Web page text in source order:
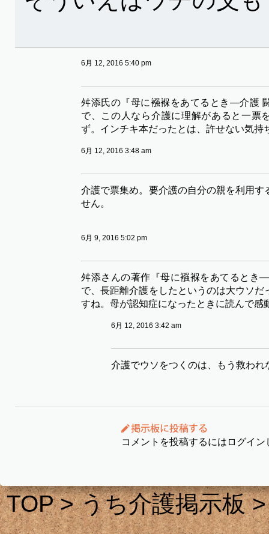
6月 12, 2016 5:40 pm
舛添氏の『母に襁褓をあてるとき―介護
で、この人なら介護に理解があると一票
ず。インチキ本だったとは、許せない気持
6月 12, 2016 3:48 am
介護で票集め。要介護の自分の親を利用す
せん。
6月 9, 2016 5:02 pm
舛添さんの著作『母に襁褓をあてるとき
で、長距離介護をしたというのは大ウソだ
すね。母が認知症になったときに読んで感
6月 12, 2016 3:42 am
介護でウソをつくのは、もう救われ
コメントを投稿するにはログイン
TOP>うち介護掲示板>